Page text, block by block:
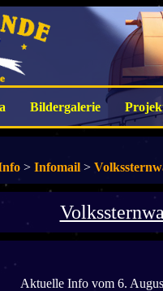
Bildergalerie
> Infomail >
Aktuelle Info vom 6.